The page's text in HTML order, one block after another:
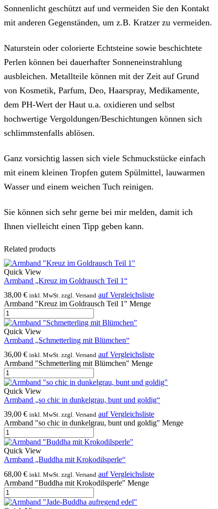
Sonnenlicht geschützt auf und vermeiden Sie den Kontakt
mit anderen Gegenständen, um z.B. Kratzer zu vermeiden.
Naturstein oder colorierte Echtsteine sowie beschichtete
Perlen können bei dauerhafter Sonneneinstrahlung
ausbleichen. Metallteile können mit der Zeit auf Grund
von Kosmetik, Parfum, Deo, Haarspray, Medikamente,
dem PH-Wert der Haut u.a. oxidieren und selbst
hochwertige Vergoldungen/Beschichtungen können sich
schlimmstenfalls ablösen.
Ganz vorsichtig lassen sich viele Schmuckstücke einfach
mit einem kleinen Tropfen gutem Spülmittel, lauwarmen
Wasser und einem weichen Tuch reinigen.
Sie können sich sehr gerne bei mir melden, damit ich
Ihnen vielleicht einen Tipp geben kann.
Related products
Quick View
Armband „Kreuz im Goldrausch Teil 1“
38,00 € inkl. MwSt. zzgl. Versand auf Vergleichsliste
Armband "Kreuz im Goldrausch Teil 1" Menge
Quick View
Armband „Schmetterling mit Blümchen“
36,00 € inkl. MwSt. zzgl. Versand auf Vergleichsliste
Armband "Schmetterling mit Blümchen" Menge
Quick View
Armband „so chic in dunkelgrau, bunt und goldig“
39,00 € inkl. MwSt. zzgl. Versand auf Vergleichsliste
Armband "so chic in dunkelgrau, bunt und goldig" Menge
Quick View
Armband „Buddha mit Krokodilsperle“
68,00 € inkl. MwSt. zzgl. Versand auf Vergleichsliste
Armband "Buddha mit Krokodilsperle" Menge